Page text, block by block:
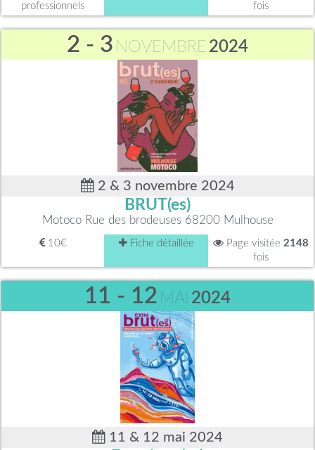
professionnels
fois
2 - 3 NOVEMBRE 2024
2 & 3 novembre 2024
BRUT(es)
Motoco Rue des brodeuses 68200 Mulhouse
10€ Fiche détaillée Page visitée 2148
fois
11 - 12 MAI 2024
11 & 12 mai 2024